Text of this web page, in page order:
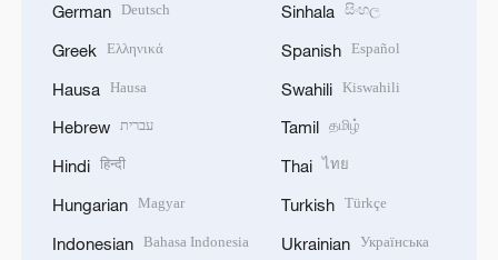
German Deutsch
Greek Ελληνικά
Hausa Hausa
Hebrew עברית
Hindi हिन्दी
Hungarian Magyar
Indonesian Bahasa Indonesia
Sinhala සිංහල
Spanish Español
Swahili Kiswahili
Tamil தமிழ்
Thai ไทย
Turkish Türkçe
Ukrainian Українська